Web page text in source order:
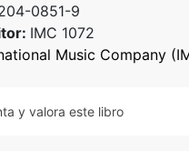
0851-9
IMC 1072
Music Company
y valora este libro